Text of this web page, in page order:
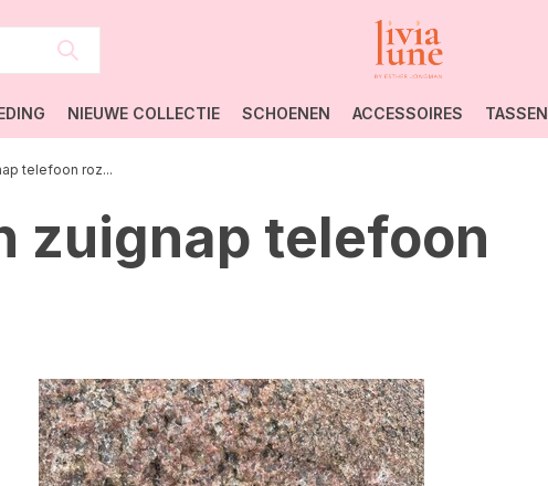
NIEUWE COLLECTIE SCHOENEN ACCESSOIRES TASSEN
telefoon roz...
zuignap telefoon